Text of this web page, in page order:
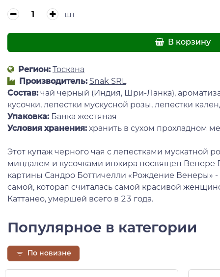
шт
В корзину
Регион: Тоскана
Производитель: Snak SRL
Состав: чай черный (Индия, Шри-Ланка),
кусочки, лепестки мускусной розы, лепестки
Упаковка: Банка жестяная
Условия хранения: хранить в сухом прохладном
Этот купаж черного чая с лепестками мускатной
миндалем и кусочками инжира посвящен Венере
картины Сандро Боттичелли «Рождение Венеры»
самой, которая считалась самой красивой
Каттанео, умершей всего в 23 года.
Популярное в категории
По новизне